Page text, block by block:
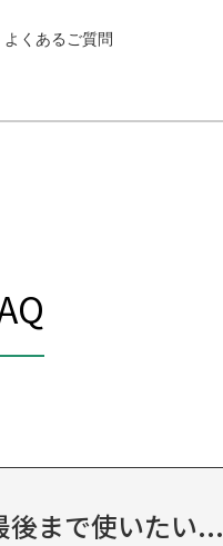
よくあるご質問
後まで使いたい...